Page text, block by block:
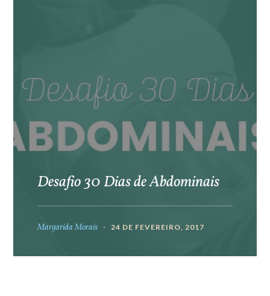
Desafio 30 Dias de Abdominais
Margarida Morais 24 DE FEVEREIRO, 2017